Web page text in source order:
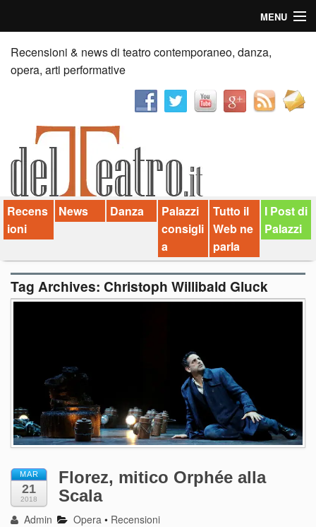
MENU
Home
Recensioni
News
Palazzi consiglia
Video
Chi siamo
Contatti
Recensioni & news di teatro contemporaneo, danza,
opera, arti performative
Recens
ioni
News Danza
Palazzi
consigli
a
Tutto il
Web ne
parla
I Post di
Palazzi
Tag Archives: Christoph Willibald Gluck
MAR
21
2018
Florez, mitico Orphée alla
Scala
Admin Opera • Recensioni